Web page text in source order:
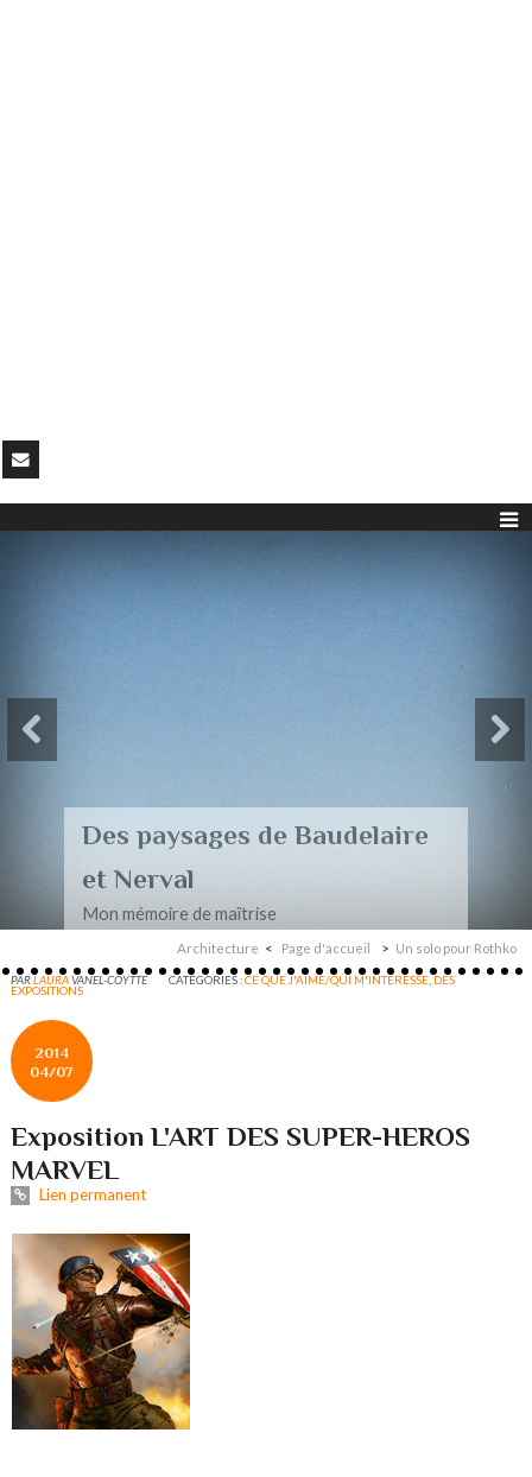
Des paysages de Baudelaire
et Nerval
Mon mémoire de maîtrise
Architecture Page d'accueil Un solo pour Rothko
PARLAURAVANEL-COYTTE CATÉGORIES :CE QUE J'AIME/QUI M'INTERESSE,DES
EXPOSITIONS
2014
04/07
Exposition L'ART DES SUPER-HEROS
MARVEL
Lien permanent